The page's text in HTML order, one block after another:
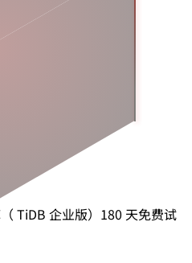
TiDB 企业版）180 天免费试